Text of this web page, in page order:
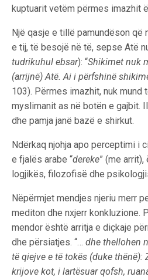
kuptuarit vetëm përmes imazhit
Një qasje e tillë pamundëson që
e tij, të besojë në të, sepse Atë
tudrikuhul ebsar): “Shikimet nuk
(arrijnë) Atë. Ai i përfshinë
103). Përmes imazhit, nuk mund
myslimanit as në botën e gajbit.
dhe pamja janë bazë e shirkut.
Ndërkaq njohja apo perceptimi i
e fjalës arabe “dereke” (me
logjikës, filozofisë dhe
Nëpërmjet mendjes njeriu merr
mediton dhe nxjerr konkluzione.
mendor është arritja e diçkaje
dhe përsiatjes. “… dhe thellohen
të qiejve e të tokës (duke thënë):
krijove kot, i lartësuar qofsh,